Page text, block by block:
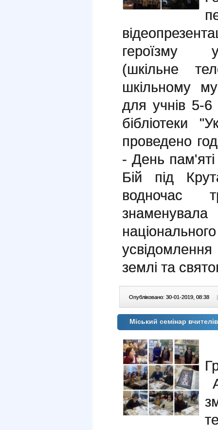
героїзму
(шкільне
шкільному
для учнів 5-6
бібліотеки
проведено
- День
Бій під
водночас
землі та
Опубліковано: 30-01-2019, 08:38 |
Міський семінар